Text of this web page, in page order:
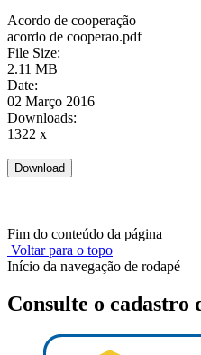
Acordo de cooperação
acordo de cooperao.pdf
File Size:
2.11 MB
Date:
02 Março 2016
Downloads:
1322 x
Fim do conteúdo da página
Voltar para o topo
Início da navegação de rodapé
Consulte o cadastro